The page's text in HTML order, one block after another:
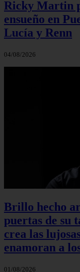
Ricky Martin
ensueño en
Lucía y Renn
04/08/2026
Brillo hecho
puertas de su
crea las
enamoran a
01/08/2026